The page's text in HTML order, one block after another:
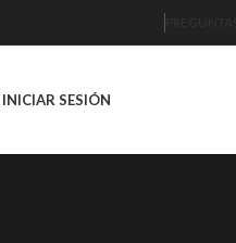
INICIAR SESIÓN